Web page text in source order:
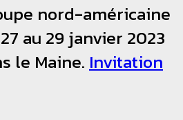
nord-américaine
au 29 janvier 2023
le Maine. Invitation